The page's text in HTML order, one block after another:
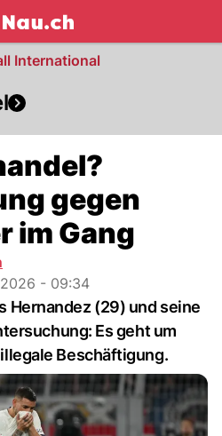
NAU.ch
International
gegen
im Gang
- 09:34
Hernandez (29) und seine
Es geht um
Beschäftigung.